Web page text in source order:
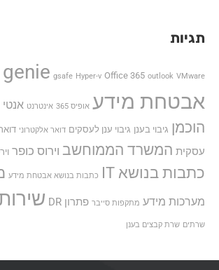
תגיות
genie gsafe Hyper-v Office 365 outlook VMware
אבטחת מידע אופיס 365 אינטרנט אנטי
הוכמן גיבוי בענן גיבוי ענן לעסקים דואר אלקטרוני
עסקית המשרד הממוחשב וירוס כופר
כתבות בנושא IT כתבות בנושא אבטחת מידע
מערכות מידע מתקפות סייבר פתרון DR
שרתים שרת קבצים בענן